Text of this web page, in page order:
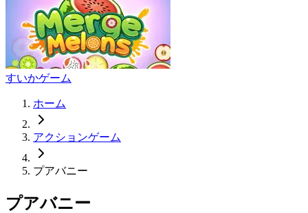
すいかゲーム
ホーム
アクションゲーム
プアバニー
プアバニー